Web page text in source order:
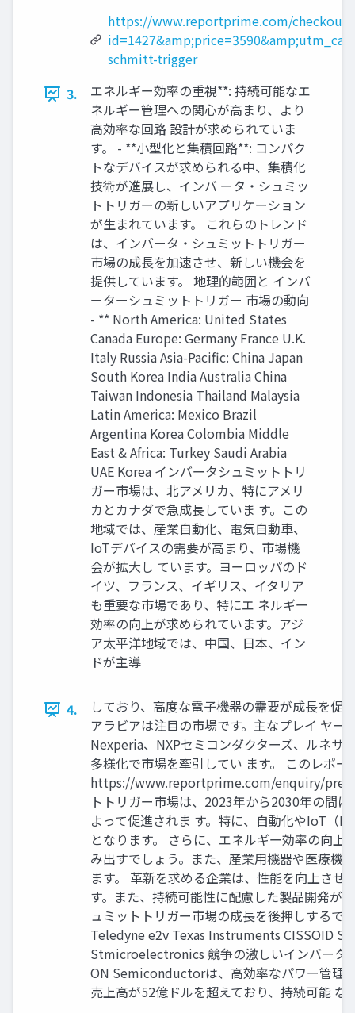
https://www.reportprime.com/checkout?
schmitt-trigger
3.
エネルギー効率の重視**: 持続可能なエ
ネルギー管理への関心が高まり、より
高効率な回路 設計が求められていま
す。 - **小型化と集積回路**: コンパク
トなデバイスが求められる中、集積化
技術が進展し、インバ ータ・シュミッ
トトリガーの新しいアプリケーション
が生まれています。 これらのトレンド
は、インバータ・シュミットトリガー
市場の成長を加速させ、新しい機会を
提供しています。 地理的範囲と インバ
ーターシュミットトリガー 市場の動向
- ** North America: United States
Canada Europe: Germany France U.K.
Italy Russia Asia-Pacific: China Japan
South Korea India Australia China
Taiwan Indonesia Thailand Malaysia
Latin America: Mexico Brazil
Argentina Korea Colombia Middle
East & Africa: Turkey Saudi Arabia
UAE Korea インバータシュミットトリ
ガー市場は、北アメリカ、特にアメリ
カとカナダで急成長していま す。この
地域では、産業自動化、電気自動車、
IoTデバイスの需要が高まり、市場機
会が拡大し ています。ヨーロッパのド
イツ、フランス、イギリス、イタリア
も重要な市場であり、特にエ ネルギー
効率の向上が求められています。アジ
ア太平洋地域では、中国、日本、イン
ドが主導
4.
しており、高度な電子機器の需要が成長を促
アラビアは注目の市場です。主なプレイ ヤ
Nexperia、NXPセミコンダクターズ、ルネサ
多様化で市場を牽引してい ます。 このレポ
https://www.reportprime.com/enquiry/pre-
トトリガー市場は、2023年から2030年の間
よって促進されま す。特に、自動化やIoT（
となります。 さらに、エネルギー効率の向
み出すでしょう。また、産業用機器や医療機
ます。 革新を求める企業は、性能を向上さ
す。また、持続可能性に配慮した製品開発が
ュミットトリガー市場の成長を後押しする
Teledyne e2v Texas Instruments CISSOID
Stmicroelectronics 競争の激しいインバータ
ON Semiconductorは、高効率なパワー管理
売上高が52億ドルを超えており、持続可能